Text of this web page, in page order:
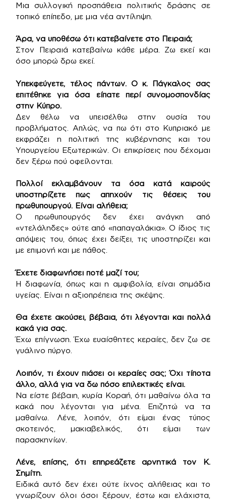
Μια συλλογική προσπάθεια πολιτικής δράσης σε
τοπικό επίπεδο, με μια νέα αντίληψη.
Άρα, να υποθέσω ότι κατεβαίνετε στο Πειραιά;
Στον Πειραιά κατεβαίνω κάθε μέρα. Ζω εκεί και
όσο μπορώ δρω εκεί.
Υπεκφεύγετε, τέλος πάντων. Ο κ. Πάγκαλος σας
επιτέθηκε για όσα είπατε περί συνομοσπονδίας
στην Κύπρο.
Δεν θέλω να υπεισέλθω στην ουσία του
προβλήματος. Απλώς, να πω ότι στο Κυπριακό με
εκφράζει η πολιτική της κυβέρνησης και του
Υπουργείου Εξωτερικών. Οι επικρίσεις που δέχομαι
δεν ξέρω πού οφείλονται.
Πολλοί εκλαμβάνουν τα όσα κατά καιρούς
υποστηρίζετε πως απηχούν τις θέσεις του
πρωθυπουργού. Είναι αλήθεια;
Ο πρωθυπουργός δεν έχει ανάγκη από
«ντελάληδες» ούτε από «παπαγαλάκια». Ο ίδιος τις
απόψεις του, όπως έχει δείξει, τις υποστηρίζει και
με επιμονή και με πάθος.
Έχετε διαφωνήσει ποτέ μαζί του;
Η διαφωνία, όπως και η αμφιβολία, είναι σημάδια
υγείας. Είναι η αξιοπρέπεια της σκέψης.
Θα έχετε ακούσει, βέβαια, ότι λέγονται και πολλά
κακά για σας.
Έχω επίγνωση. Έχω ευαίσθητες κεραίες, δεν ζω σε
γυάλινο πύργο.
Λοιπόν, τι έχουν πιάσει οι κεραίες σας; Όχι τίποτα
άλλο, αλλά για να δω πόσο επιλεκτικές είναι.
Να είστε βέβαιη, κυρία Κοραή, ότι μαθαίνω όλα τα
κακά που λέγονται για μένα. Επιζητώ να τα
μαθαίνω. Λένε, λοιπόν, ότι είμαι ένας τύπος
σκοτεινός, μακιαβελικός, ότι είμαι των
παρασκηνίων.
Λένε, επίσης, ότι επηρεάζετε αρνητικά τον Κ.
Σημίτη.
Ειδικά αυτό δεν έχει ούτε ίχνος αλήθειας και το
γνωρίζουν όλοι όσοι ξέρουν, έστω και ελάχιστα,